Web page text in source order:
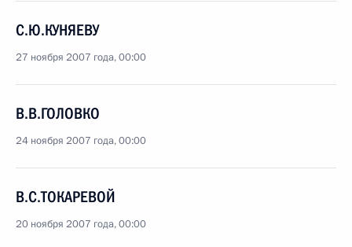
С.Ю.КУНЯЕВУ
27 ноября 2007 года, 00:00
В.В.ГОЛОВКО
24 ноября 2007 года, 00:00
В.С.ТОКАРЕВОЙ
20 ноября 2007 года, 00:00